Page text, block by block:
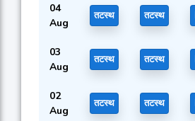
04
Aug
तटस्थ तटस्थ
03
Aug
तटस्थ तटस्थ
02
Aug
तटस्थ तटस्थ